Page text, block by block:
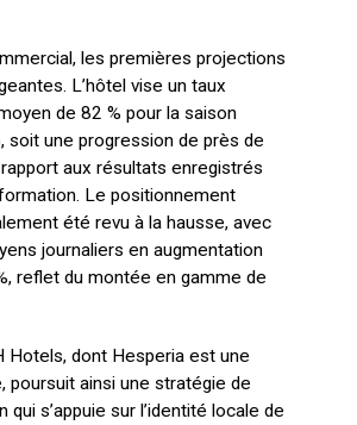
les premières projections
L’hôtel vise un taux
de 82 % pour la saison
soit une progression de près de
aux résultats enregistrés
Le positionnement
été revu à la hausse, avec
journaliers en augmentation
reflet du montée en gamme de
Hotels, dont Hesperia est une
poursuit ainsi une stratégie de
s’appuie sur l’identité locale de